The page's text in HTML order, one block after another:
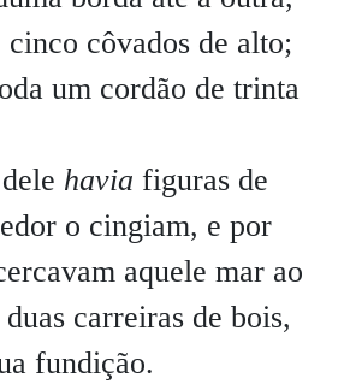
cinco côvados de alto;
um cordão de trinta
havia figuras de
o cingiam, e por
aquele mar ao
duas carreiras de bois,
fundição.